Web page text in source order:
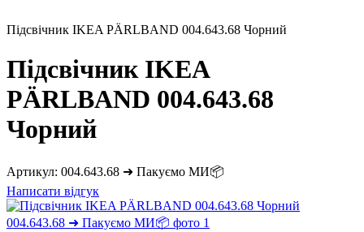
Підсвічник IKEA PÄRLBAND 004.643.68 Чорний
Підсвічник IKEA
PÄRLBAND 004.643.68
Чорний
Артикул: 004.643.68 ➜ Пакуємо МИ📦
Написати відгук